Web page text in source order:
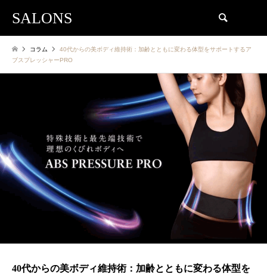
SALONS
コラム
40代からの美ボディ維持術：加齢とともに変わる体型をサポートするア
ブスプレッシャーPRO
40代からの美ボディ維持術：加齢とともに変わる体型を